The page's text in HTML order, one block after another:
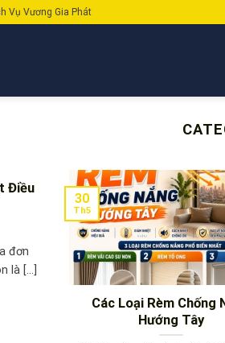
Vụ Vương Gia Phát
Điều
đơn
là [...]
Các Loại Rèm Chống
Hướng Tây
30
Th5